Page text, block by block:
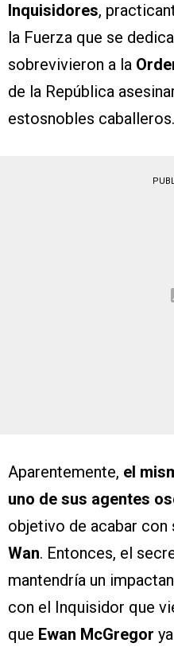
Inquisidores,
la Fuerza que se
sobrevivieron a la
de la República
estosnobles caballeros.
Aparentemente, el
uno de sus agentes
objetivo de acabar con
Wan. Entonces, el
mantendría un
con el Inquisidor que
que Ewan McGregor